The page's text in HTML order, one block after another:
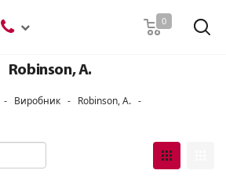
0
Robinson, A.
- Виробник - Robinson, A. -